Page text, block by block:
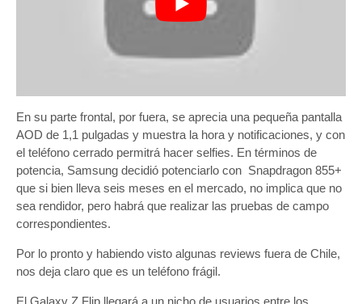
En su parte frontal, por fuera, se aprecia una pequeña pantalla
AOD de 1,1 pulgadas y muestra la hora y notificaciones, y con
el teléfono cerrado permitrá hacer selfies. En términos de
potencia, Samsung decidió potenciarlo con Snapdragon 855+
que si bien lleva seis meses en el mercado, no implica que no
sea rendidor, pero habrá que realizar las pruebas de campo
correspondientes.
Por lo pronto y habiendo visto algunas reviews fuera de Chile,
nos deja claro que es un teléfono frágil.
El Galaxy Z Flip llegará a un nicho de usuarios entre los